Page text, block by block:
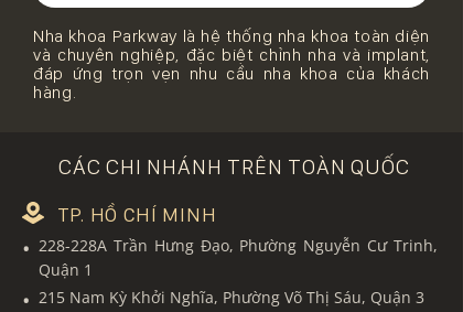
Nha khoa Parkway là hệ thống nha khoa toàn diện
và chuyên nghiệp, đặc biệt chỉnh nha và implant,
đáp ứng trọn vẹn nhu cầu nha khoa của khách
hàng.
CÁC CHI NHÁNH TRÊN TOÀN QUỐC
TP. HỒ CHÍ MINH
228-228A Trần Hưng Đạo, Phường Nguyễn Cư Trinh,
Quận 1
215 Nam Kỳ Khởi Nghĩa, Phường Võ Thị Sáu, Quận 3